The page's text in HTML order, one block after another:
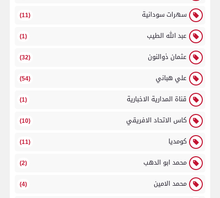
سهرات سودانية (11)
عبد الله الطيب (1)
عثمان ذوالنون (32)
علي هباني (54)
قناة المدارية الاخبارية (1)
كاس الاتحاد الافريقي (10)
كومديا (11)
محمد ابو الدهب (2)
محمد الامين (4)